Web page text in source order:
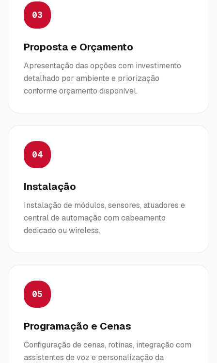
03
Proposta e Orçamento
Apresentação das opções com investimento
detalhado por ambiente e priorização
conforme orçamento disponível.
04
Instalação
Instalação de módulos, sensores, atuadores e
central de automação com cabeamento
dedicado ou wireless.
05
Programação e Cenas
Configuração de cenas, rotinas, integração com
assistentes de voz e personalização da